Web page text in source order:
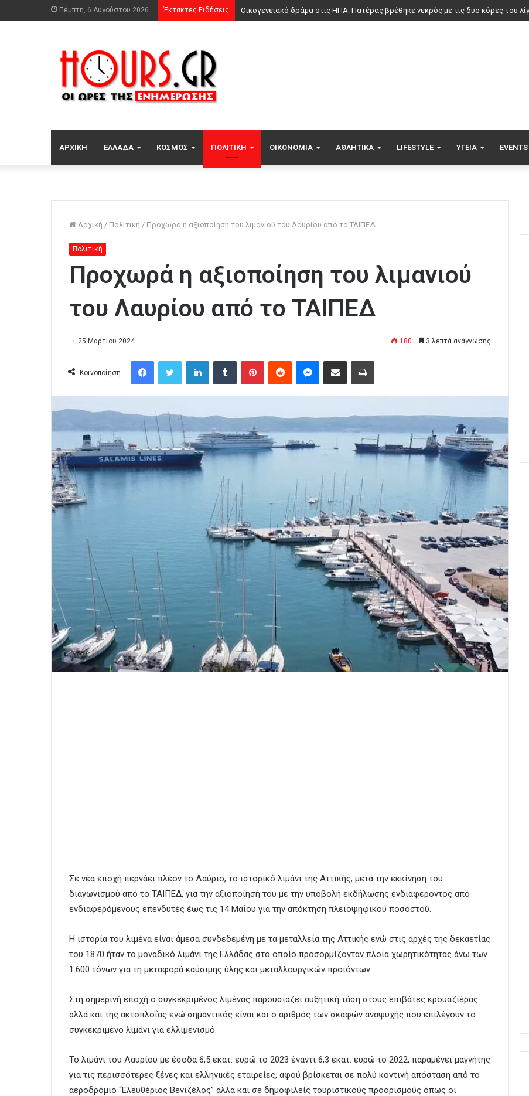
Πέμπτη, 6 Αυγούστου 2026 Έκτακτες Ειδήσεις
ΑΡΧΙΚΉ ΕΛΛΆΔΑ ΚΌΣΜΟΣ ΠΟΛΙΤΙΚΉ ΟΙΚΟΝΟΜΊΑ ΑΘΛΗΤΙΚΆ LIFESTYLE ΥΓΕΊΑ EVENTS
Αρχική / Πολιτική / Προχωρά η αξιοποίηση του λιμανιού του Λαυρίου από το ΤΑΙΠΕΔ
Πολιτική
Προχωρά η αξιοποίηση του λιμανιού
του Λαυρίου από το ΤΑΙΠΕΔ
25 Μαρτίου 2024 180 3 λεπτά ανάγνωσης
Κοινοποίηση
Σε νέα εποχή περνάει πλέον το Λαύριο, το ιστορικό λιμάνι της Αττικής, μετά την εκκίνηση του
διαγωνισμού από το ΤΑΙΠΕΔ, για την αξιοποίησή του με την υποβολή εκδήλωσης ενδιαφέροντος από
ενδιαφερόμενους επενδυτές έως τις 14 Μαΐου για την απόκτηση πλειοψηφικού ποσοστού.
Η ιστορία του λιμένα είναι άμεσα συνδεδεμένη με τα μεταλλεία της Αττικής ενώ στις αρχές της δεκαετίας
του 1870 ήταν το μοναδικό λιμάνι της Ελλάδας στο οποίο προσορμίζονταν πλοία χωρητικότητας άνω των
1.600 τόνων για τη μεταφορά καύσιμης ύλης και μεταλλουργικών προϊόντων.
Στη σημερινή εποχή ο συγκεκριμένος λιμένας παρουσιάζει αυξητική τάση στους επιβάτες κρουαζιέρας
αλλά και της ακτοπλοΐας ενώ σημαντικός είναι και ο αριθμός των σκαφών αναψυχής που επιλέγουν το
συγκεκριμένο λιμάνι για ελλιμενισμό.
Το λιμάνι του Λαυρίου με έσοδα 6,5 εκατ. ευρώ το 2023 έναντι 6,3 εκατ. ευρώ το 2022, παραμένει μαγνήτης
για τις περισσότερες ξένες και ελληνικές εταιρείες, αφού βρίσκεται σε πολύ κοντινή απόσταση από το
αεροδρόμιο “Ελευθέριος Βενιζέλος” αλλά και σε δημοφιλείς τουριστικούς προορισμούς όπως οι